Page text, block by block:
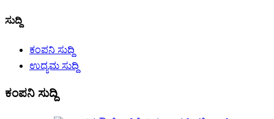
ಸುದ್ದಿ
ಕಂಪನಿ ಸುದ್ದಿ
ಉದ್ಯಮ ಸುದ್ದಿ
ಕಂಪನಿ ಸುದ್ದಿ